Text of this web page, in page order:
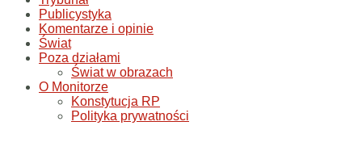
Publicystyka
Komentarze i opinie
Świat
Poza działami
Świat w obrazach
O Monitorze
Konstytucja RP
Polityka prywatności